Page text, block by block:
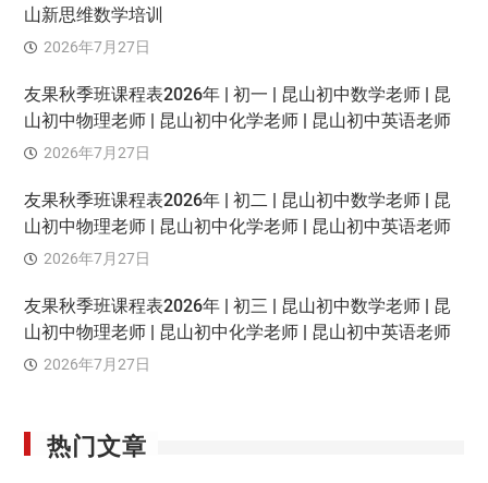
山新思维数学培训
2026年7月27日
友果秋季班课程表2026年 | 初一 | 昆山初中数学老师 | 昆
山初中物理老师 | 昆山初中化学老师 | 昆山初中英语老师
2026年7月27日
友果秋季班课程表2026年 | 初二 | 昆山初中数学老师 | 昆
山初中物理老师 | 昆山初中化学老师 | 昆山初中英语老师
2026年7月27日
友果秋季班课程表2026年 | 初三 | 昆山初中数学老师 | 昆
山初中物理老师 | 昆山初中化学老师 | 昆山初中英语老师
2026年7月27日
热门文章